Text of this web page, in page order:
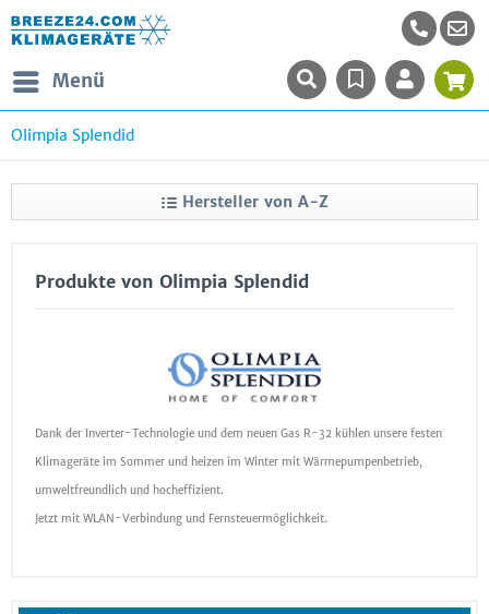
Menü
Olimpia Splendid
Hersteller von A-Z
Produkte von Olimpia Splendid
Dank der Inverter-Technologie und dem neuen Gas R-32 kühlen unsere festen
Klimageräte im Sommer und heizen im Winter mit Wärmepumpenbetrieb,
umweltfreundlich und hocheffizient.
Jetzt mit WLAN-Verbindung und Fernsteuermöglichkeit.